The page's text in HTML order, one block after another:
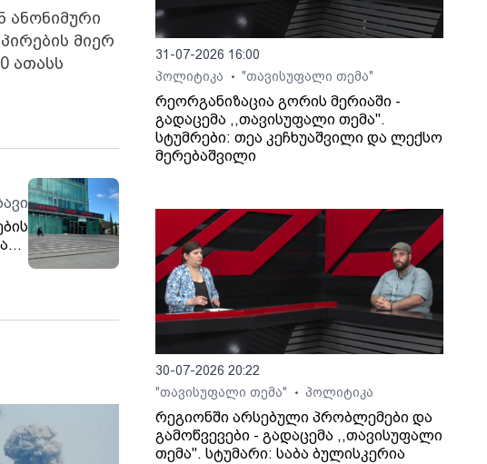
ანონიმური
მიერ
ათასს
31-07-2026 16:00
პოლიტიკა
• "თავისუფალი თემა"
რეორგანიზაცია გორის მერიაში -
გადაცემა ,,თავისუფალი თემა".
სტუმრები: თეა კეჩხუაშვილი და ლექსო
მერებაშვილი
30-07-2026 20:22
"თავისუფალი თემა"
• პოლიტიკა
რეგიონში არსებული პრობლემები და
გამოწვევები - გადაცემა ,,თავისუფალი
თემა". სტუმარი: საბა ბულისკერია